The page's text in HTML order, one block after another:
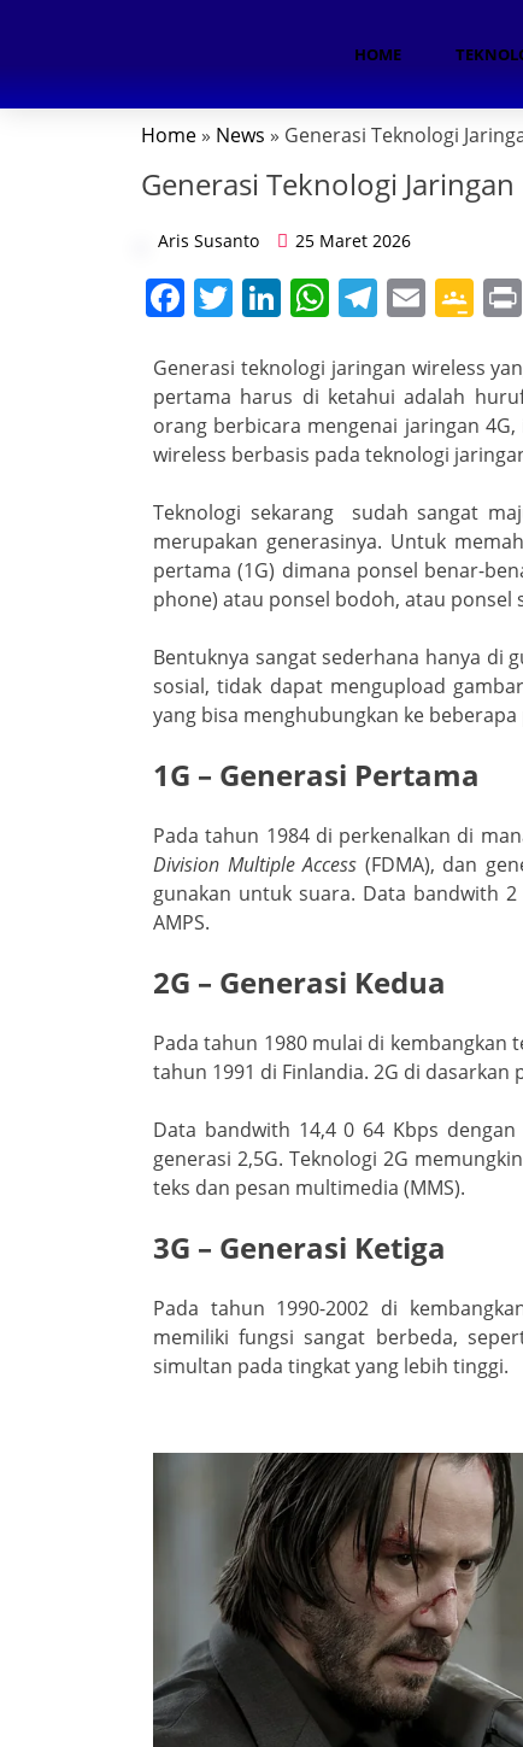
HOME
Home » News » Generasi Teknologi
Generasi Teknologi Jaringan
Aris Susanto 25 Maret 2026
F
c
e
b
o
k
T
itt
er
Li
k
e
dI
W
at
s
A
p
T
e
gr
a
m
E
ai
l
G
o
gl
e
a
ss
ro
o
m
Generasi teknologi jaringan wireless
pertama harus di ketahui adalah
orang berbicara mengenai jaringan
wireless berbasis pada teknologi
Teknologi sekarang sudah sangat
merupakan generasinya. Untuk
pertama (1G) dimana ponsel benar-
phone) atau ponsel bodoh, atau ponsel
Bentuknya sangat sederhana hanya di
sosial, tidak dapat mengupload
yang bisa menghubungkan ke
1G – Generasi Pertama
Pada tahun 1984 di perkenalkan di
Division Multiple Access (FDMA), dan
gunakan untuk suara. Data bandwith
AMPS.
2G – Generasi Kedua
Pada tahun 1980 mulai di kembangkan
tahun 1991 di Finlandia. 2G di dasarkan
Data bandwith 14,4 0 64 Kbps
generasi 2,5G. Teknologi 2G
teks dan pesan multimedia (MMS).
3G – Generasi Ketiga
Pada tahun 1990-2002 di
memiliki fungsi sangat berbeda,
simultan pada tingkat yang lebih tinggi.